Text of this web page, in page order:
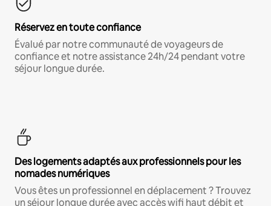
Réservez en toute confiance
Évalué par notre communauté de voyageurs de
confiance et notre assistance 24h/24 pendant votre
séjour longue durée.
Des logements adaptés aux professionnels pour les
nomades numériques
Vous êtes un professionnel en déplacement ? Trouvez
un séjour longue durée avec accès wifi haut débit et